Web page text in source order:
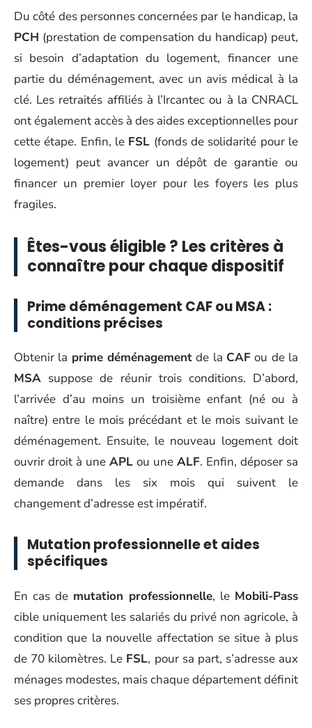
Du côté des personnes concernées par le handicap, la
PCH (prestation de compensation du handicap) peut,
si besoin d’adaptation du logement, financer une
partie du déménagement, avec un avis médical à la
clé. Les retraités affiliés à l’Ircantec ou à la CNRACL
ont également accès à des aides exceptionnelles pour
cette étape. Enfin, le FSL (fonds de solidarité pour le
logement) peut avancer un dépôt de garantie ou
financer un premier loyer pour les foyers les plus
fragiles.
Êtes-vous éligible ? Les critères à
connaître pour chaque dispositif
Prime déménagement CAF ou MSA :
conditions précises
Obtenir la prime déménagement de la CAF ou de la
MSA suppose de réunir trois conditions. D’abord,
l’arrivée d’au moins un troisième enfant (né ou à
naître) entre le mois précédant et le mois suivant le
déménagement. Ensuite, le nouveau logement doit
ouvrir droit à une APL ou une ALF. Enfin, déposer sa
demande dans les six mois qui suivent le
changement d’adresse est impératif.
Mutation professionnelle et aides
spécifiques
En cas de mutation professionnelle, le Mobili-Pass
cible uniquement les salariés du privé non agricole, à
condition que la nouvelle affectation se situe à plus
de 70 kilomètres. Le FSL, pour sa part, s’adresse aux
ménages modestes, mais chaque département définit
ses propres critères.